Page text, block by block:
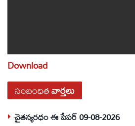
Download
సంబంధితవార్తలు
చైతన్యరధం ఈ పేపర్ 09-08-2026